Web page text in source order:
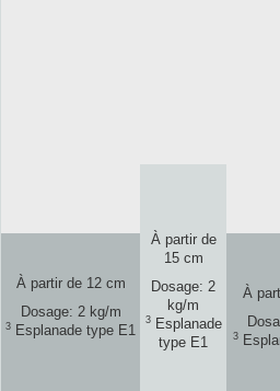
À partir de
15 cm
Dosage: 2
kg/m
3Esplanade
type E1
À partir de 12 cm
Dosage: 2 kg/m
3 Esplanade type E1
À
3